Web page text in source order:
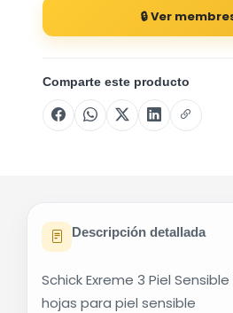
🔒 Ver
Comparte este producto
Descripción detallada
Schick Exreme 3 Piel
hojas para piel sensible